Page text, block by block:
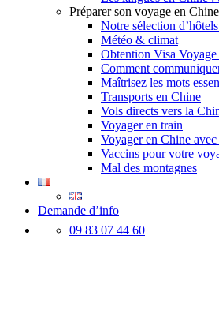
Préparer son voyage en Chine
Notre sélection
Météo & climat
Obtention Visa
Comment
Maîtrisez les mots
Transports en Chine
Vols directs vers la
Voyager en train
Voyager en Chine
Vaccins pour votre
Mal des montagnes
Demande d’info
09 83 07 44 60